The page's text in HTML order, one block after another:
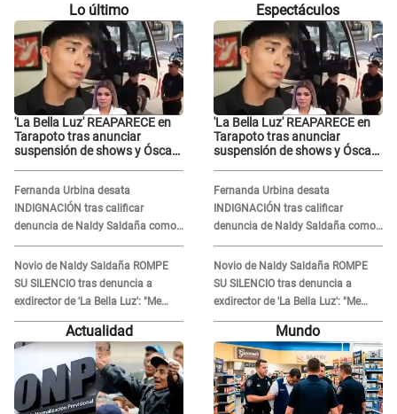
Lo último
'La Bella Luz' REAPARECE en
Tarapoto tras anunciar
suspensión de shows y Óscar
Fernanda Urbina desata
INDIGNACIÓN tras calificar
denuncia de Naldy Saldaña como
'acto bochornoso': "No es justo
atacar a otra mujer"
Novio de Naldy Saldaña ROMPE
SU SILENCIO tras denuncia a
exdirector de 'La Bella Luz': "Me
basta con que ella esté bien"
Espectáculos
'La Bella Luz' REAPARECE en
Tarapoto tras anunciar
suspensión de shows y Óscar
Fernanda Urbina desata
INDIGNACIÓN tras calificar
denuncia de Naldy Saldaña como
'acto bochornoso': "No es justo
atacar a otra mujer"
Novio de Naldy Saldaña ROMPE
SU SILENCIO tras denuncia a
exdirector de 'La Bella Luz': "Me
basta con que ella esté bien"
Actualidad Mundo